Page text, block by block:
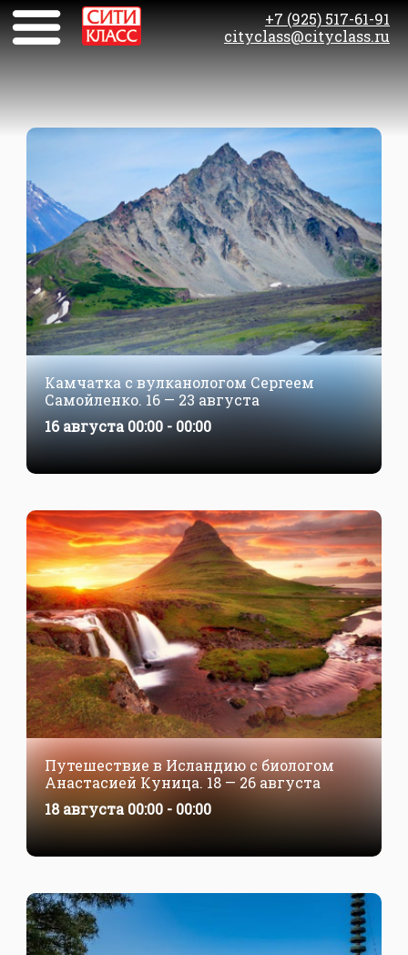
+7 (925) 517-61-91
cityclass@cityclass.ru
Камчатка с вулканологом Сергеем
Самойленко. 16 — 23 августа
16 августа 00:00 - 00:00
Путешествие в Исландию с биологом
Анастасией Куница. 18 — 26 августа
18 августа 00:00 - 00:00